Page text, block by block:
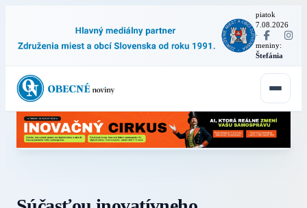
piatok
7.08.2026
·
meniny:
Štefánia